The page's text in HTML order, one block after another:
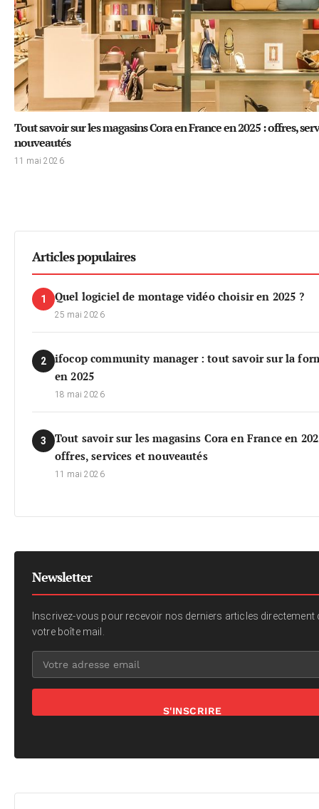
Tout savoir sur les magasins Cora en France en 2025 : offres,
nouveautés
11 mai 2026
Articles populaires
1 Quel logiciel de montage vidéo choisir en 2025 ?
25 mai 2026
2
ifocop community manager : tout savoir sur la
en 2025
18 mai 2026
3
Tout savoir sur les magasins Cora en France en
offres, services et nouveautés
11 mai 2026
Newsletter
Inscrivez-vous pour recevoir nos derniers articles directement
votre boîte mail.
S'INSCRIRE